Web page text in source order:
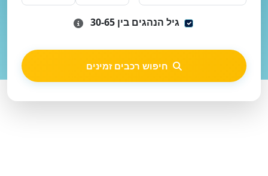
גיל הנהגים בין 30-65
חיפוש רכבים זמינים